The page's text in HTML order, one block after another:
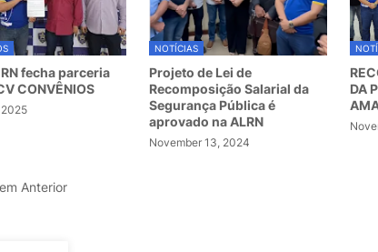
RN fecha parceria
CONVÊNIOS
NOTÍCIAS
Projeto de Lei de
Recomposição Salarial da
Segurança Pública é
aprovado na ALRN
November 13, 2024
DA
Anterior